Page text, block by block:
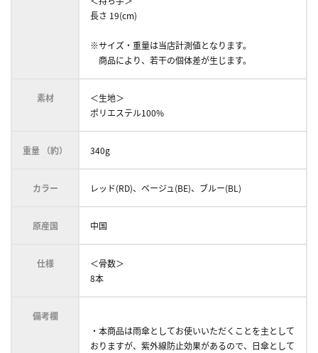
長さ 19(cm)
※サイズ・重量は当店計測値となります。
商品により、若干の個体差が生じます。
素材
＜生地＞
ポリエステル100%
重量 （約） 340g
カラー レッド(RD)、ベージュ(BE)、ブルー(BL)
原産国 中国
仕様
＜骨数＞
8本
備考欄
・本商品は雨傘としてお使いいただくことを主として
おりますが、紫外線防止効果があるので、日傘として